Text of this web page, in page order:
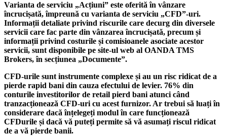
Varianta de serviciu „Acțiuni” este oferită în vânzare
încrucișată, împreună cu varianta de serviciu „CFD”-uri.
Informații detaliate privind riscurile care decurg din diversele
servicii care fac parte din vânzarea încrucișată, precum și
informații privind costurile și comisioanele asociate acestor
servicii, sunt disponibile pe site-ul web al OANDA TMS
Brokers, în secțiunea „Documente”.
CFD-urile sunt instrumente complexe și au un risc ridicat de a
pierde rapid bani din cauza efectului de levier. 76% din
conturile investitorilor de retail pierd bani atunci când
tranzacționează CFD-uri cu acest furnizor. Ar trebui să luați în
considerare dacă înțelegeți modul în care funcționează
CFDurile și dacă vă puteți permite să vă asumați riscul ridicat
de a vă pierde banii.